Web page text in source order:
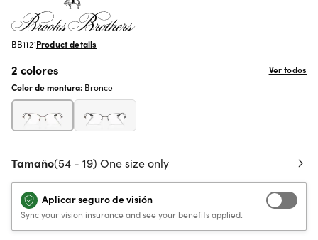
BB1121Product details
2 colores
Ver todos
Color de montura: Bronce
Tamaño(54 - 19) One size only
Aplicar seguro de visión
Sync your vision insurance and see your benefits applied.